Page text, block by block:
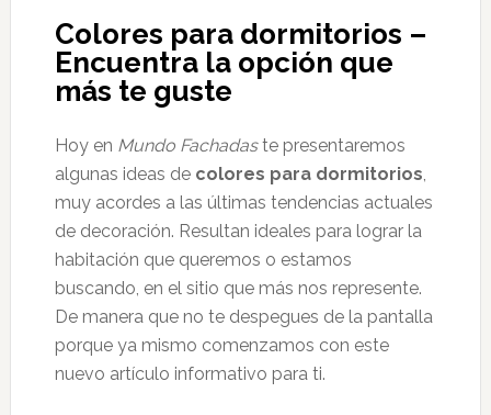
Colores para dormitorios –
Encuentra la opción que
más te guste
Hoy en Mundo Fachadaste presentaremos
algunas ideas de colores para dormitorios,
muy acordes a las últimas tendencias actuales
de decoración. Resultan ideales para lograr la
habitación que queremos o estamos
buscando, en el sitio que más nos represente.
De manera que no te despegues de la pantalla
porque ya mismo comenzamos con este
nuevo artículo informativo para ti.